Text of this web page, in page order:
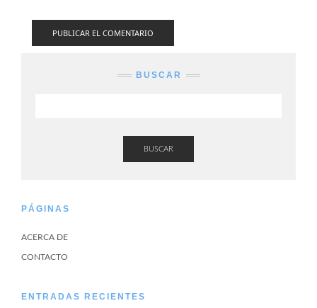
BUSCAR
BUSCAR
PÁGINAS
ACERCA DE
CONTACTO
ENTRADAS RECIENTES